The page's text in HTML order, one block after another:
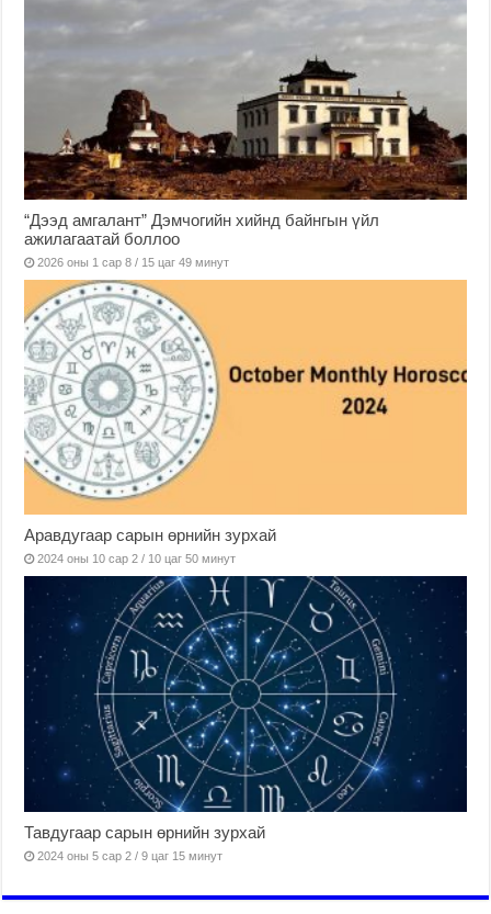
“Дээд амгалант” Дэмчогийн хийнд байнгын үйл
ажилагаатай боллоо
2026 оны 1 сар 8 / 15 цаг 49 минут
Аравдугаар сарын өрнийн зурхай
2024 оны 10 сар 2 / 10 цаг 50 минут
Тавдугаар сарын өрнийн зурхай
2024 оны 5 сар 2 / 9 цаг 15 минут